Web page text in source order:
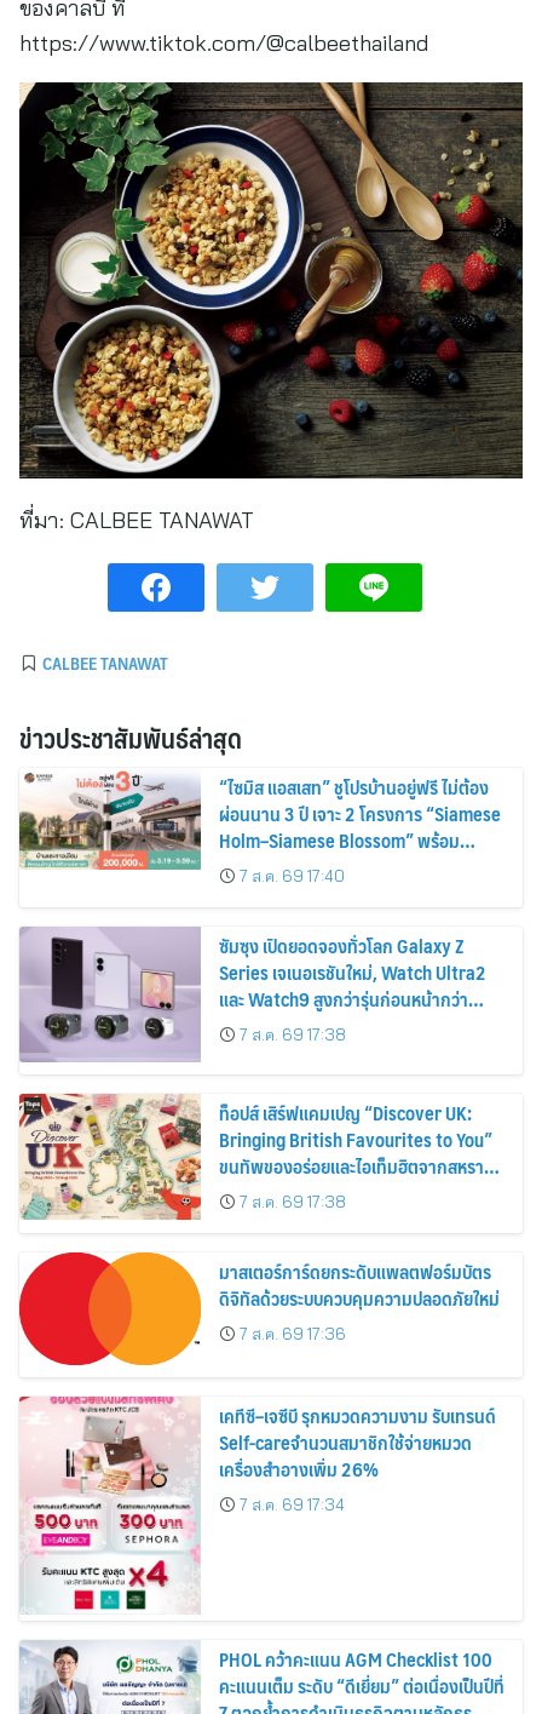
ของคาลบี้ ที่
https://www.tiktok.com/@calbeethailand
ที่มา: CALBEE TANAWAT
CALBEE TANAWAT
ข่าวประชาสัมพันธ์ล่าสุด
“ไซมิส แอสเสท” ชูโปรบ้านอยู่ฟรี ไม่ต้อง
ผ่อนนาน 3 ปี เจาะ 2 โครงการ “Siamese
Holm–Siamese Blossom” พร้อม
ส่วนลดและสิทธิพิเศษถึง 31 สิงหาคม
2569
7 ส.ค. 69 17:40
ซัมซุง เปิดยอดจองทั่วโลก Galaxy Z
Series เจเนอเรชันใหม่, Watch Ultra2
และ Watch9 สูงกว่ารุ่นก่อนหน้ากว่า
30%7 ส.ค. 69 17:38
ท็อปส์ เสิร์ฟแคมเปญ “Discover UK:
Bringing British Favourites to You”
ขนทัพของอร่อยและไอเท็มฮิตจากสหราช
อาณาจักร ส่งตรงถึงมือตั้งแต่วันนี้ – 18
สิงหาคมนี้
7 ส.ค. 69 17:38
มาสเตอร์การ์ดยกระดับแพลตฟอร์มบัตร
ดิจิทัลด้วยระบบควบคุมความปลอดภัยใหม่
7 ส.ค. 69 17:36
เคทีซี–เจซีบี รุกหมวดความงาม รับเทรนด์
Self-careจำนวนสมาชิกใช้จ่ายหมวด
เครื่องสำอางเพิ่ม 26%
7 ส.ค. 69 17:34
PHOL คว้าคะแนน AGM Checklist 100
คะแนนเต็ม ระดับ “ดีเยี่ยม” ต่อเนื่องเป็นปีที่